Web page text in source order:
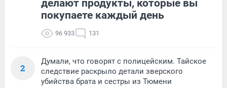
делают продукты, которые вы
покупаете каждый день
96 933 131
2
Думали, что говорят с полицейским. Тайское
следствие раскрыло детали зверского
убийства брата и сестры из Тюмени